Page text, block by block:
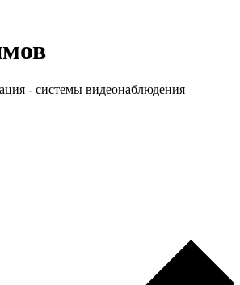
- системы видеонаблюдения